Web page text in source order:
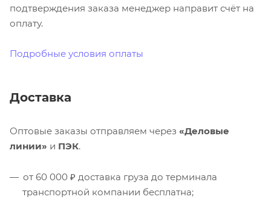
подтверждения заказа менеджер направит счёт на
оплату.
Подробные условия оплаты
Доставка
Оптовые заказы отправляем через «Деловые
линии» и ПЭК.
от 60 000 ₽ доставка груза до терминала
транспортной компании бесплатна;